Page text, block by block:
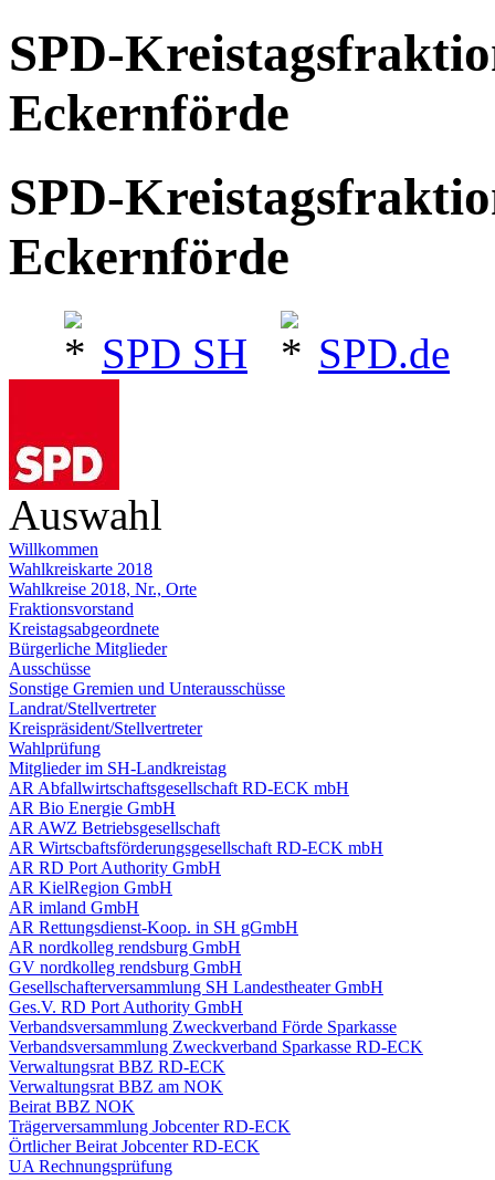
SPD-
Eckernförde
SPD-
Eckernförde
SPD SH SPD.de
Auswahl
Willkommen
Wahlkreiskarte 2018
Wahlkreise 2018, Nr., Orte
Fraktionsvorstand
Kreistagsabgeordnete
Bürgerliche Mitglieder
Ausschüsse
Sonstige Gremien und Unterausschüsse
Landrat/Stellvertreter
Kreispräsident/Stellvertreter
Wahlprüfung
Mitglieder im SH-Landkreistag
AR Abfallwirtschaftsgesellschaft RD-ECK mbH
AR Bio Energie GmbH
AR AWZ Betriebsgesellschaft
AR Wirtscbaftsförderungsgesellschaft RD-ECK mbH
AR RD Port Authority GmbH
AR KielRegion GmbH
AR imland GmbH
AR Rettungsdienst-Koop. in SH gGmbH
AR nordkolleg rendsburg GmbH
GV nordkolleg rendsburg GmbH
Gesellschafterversammlung SH Landestheater GmbH
Ges.V. RD Port Authority GmbH
Verbandsversammlung Zweckverband Förde Sparkasse
Verbandsversammlung Zweckverband Sparkasse RD-ECK
Verwaltungsrat BBZ RD-ECK
Verwaltungsrat BBZ am NOK
Beirat BBZ NOK
Trägerversammlung Jobcenter RD-ECK
Örtlicher Beirat Jobcenter RD-ECK
UA Rechnungsprüfung